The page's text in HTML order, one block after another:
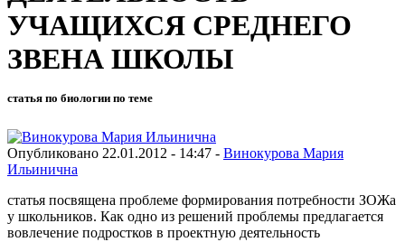
УЧАЩИХСЯ СРЕДНЕГО
ЗВЕНА ШКОЛЫ
статья по биологии по теме
Опубликовано 22.01.2012 - 14:47 - Винокурова Мария
Ильинична
статья посвящена проблеме формирования потребности ЗОЖа
у школьников. Как одно из решений проблемы предлагается
вовлечение подростков в проектную деятельность